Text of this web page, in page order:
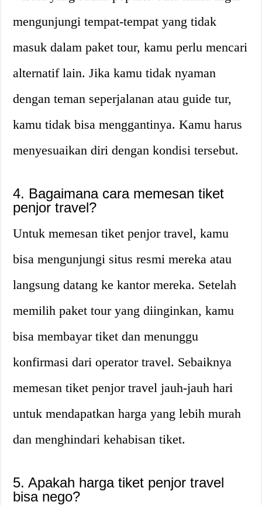
mengunjungi tempat-tempat yang tidak
masuk dalam paket tour, kamu perlu mencari
alternatif lain. Jika kamu tidak nyaman
dengan teman seperjalanan atau guide tur,
kamu tidak bisa menggantinya. Kamu harus
menyesuaikan diri dengan kondisi tersebut.
4. Bagaimana cara memesan tiket
penjor travel?
Untuk memesan tiket penjor travel, kamu
bisa mengunjungi situs resmi mereka atau
langsung datang ke kantor mereka. Setelah
memilih paket tour yang diinginkan, kamu
bisa membayar tiket dan menunggu
konfirmasi dari operator travel. Sebaiknya
memesan tiket penjor travel jauh-jauh hari
untuk mendapatkan harga yang lebih murah
dan menghindari kehabisan tiket.
5. Apakah harga tiket penjor travel
bisa nego?